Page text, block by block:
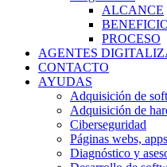
ALCANCE
PROCESO
AGENTES
CONTACTO
AYUDAS
Adquisición de
Adquisición de
Ciberseguridad
Páginas webs,
Diagnóstico y